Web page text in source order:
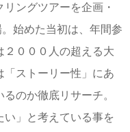
ングツアーを企画・
始めた当初は、年間参
２０００人の超える大
「ストーリー性」にあ
のか徹底リサーチ。
」と考えている事を